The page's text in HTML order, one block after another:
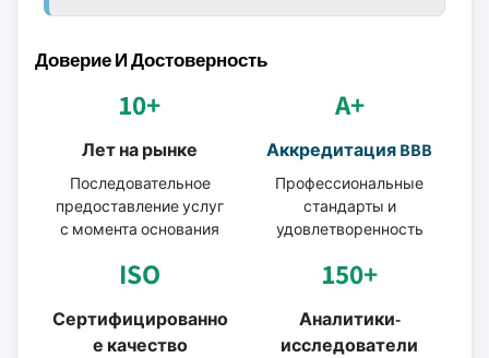
Доверие И Достоверность
10+
Лет на рынке
Последовательное
предоставление услуг
с момента основания
A+
Аккредитация BBB
Профессиональные
стандарты и
удовлетворенность
ISO
Сертифицированно
е качество
150+
Аналитики-
исследователи